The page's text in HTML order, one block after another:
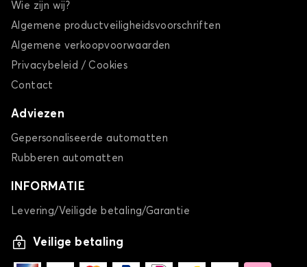
Wie zijn wij?
Algemene productveiligheidsvoorschriften
Algemene verkoopvoorwaarden
Privacybeleid / Cookies
Contact
Adviezen
Gepersonaliseerde automatten
Rubberen automatten
INFORMATIE
Levering/Veiligde betaling/Garantie
Veilige betaling